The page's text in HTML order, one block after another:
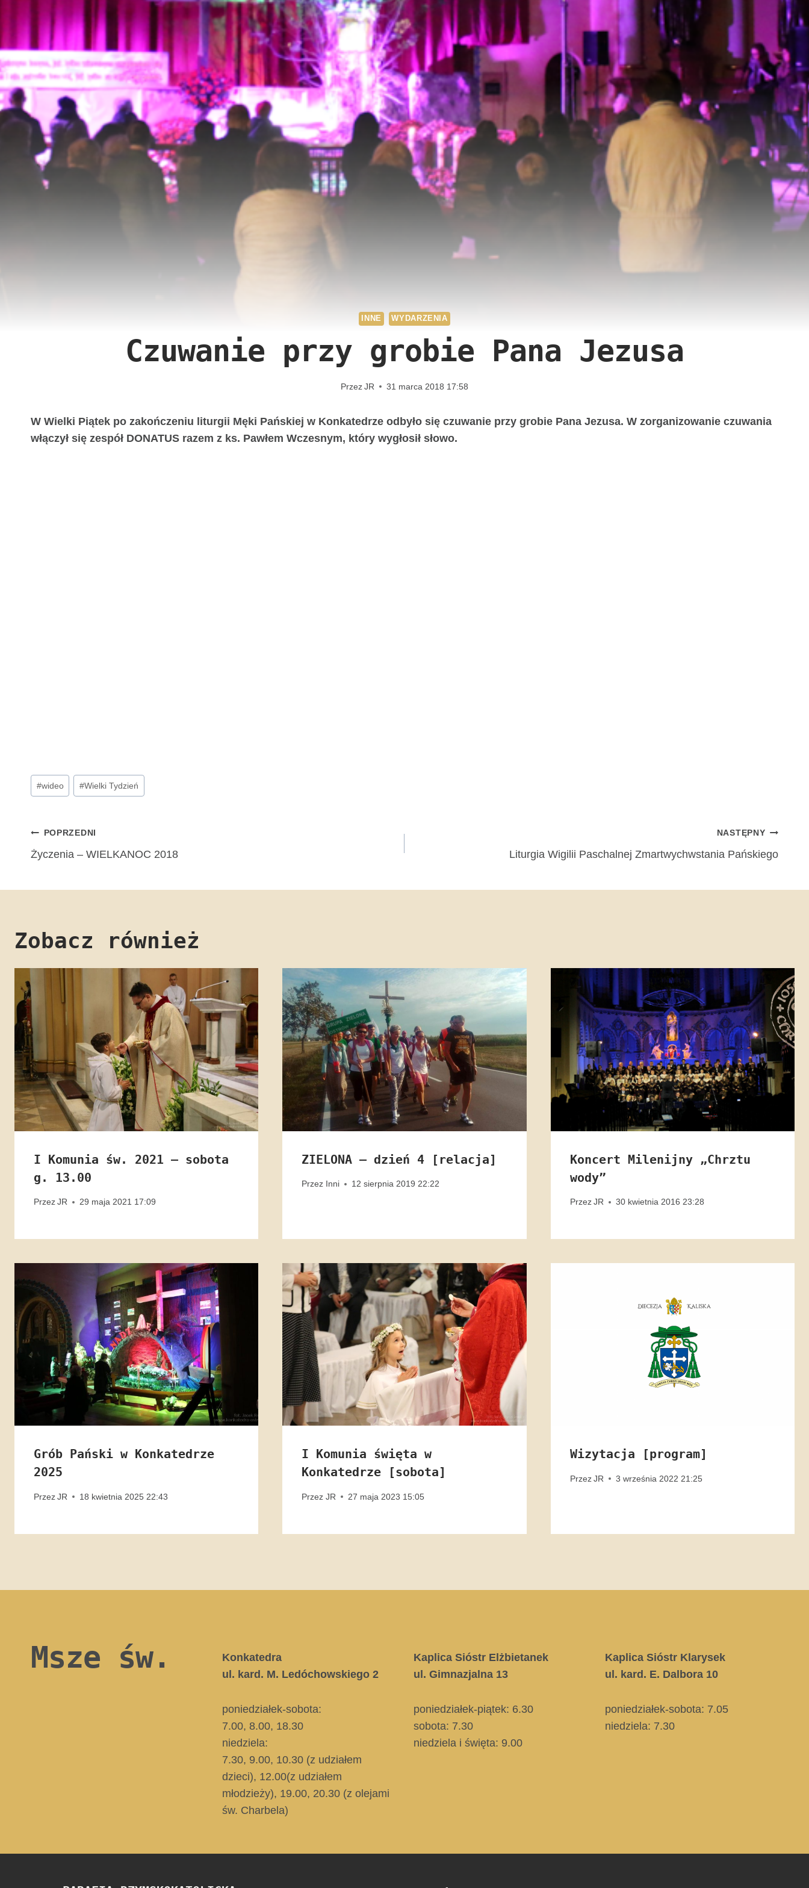
INNE WYDARZENIA
Czuwanie przy grobie Pana Jezusa
PrzezJR 31 marca 2018 17:58
W Wielki Piątek po zakończeniu liturgii Męki Pańskiej w Konkatedrze odbyło się czuwanie przy grobie Pana Jezusa. W zorganizowanie czuwania
włączył się zespół DONATUS razem z ks. Pawłem Wczesnym, który wygłosił słowo.
Tagi
wpisu:
#wideo #Wielki Tydzień
Nawigacja
wpisu
POPRZEDNI
Życzenia – WIELKANOC 2018
NASTĘPNY
Liturgia Wigilii Paschalnej Zmartwychwstania Pańskiego
Zobacz również
I Komunia św. 2021 – sobota
g. 13.00
PrzezJR 29 maja 2021 17:09
ZIELONA – dzień 4 [relacja]
Przez Inni 12 sierpnia 2019 22:22
Koncert Milenijny „Chrztu
wody”
Przez JR 30 kwietnia 2016 23:28
Grób Pański w Konkatedrze
2025
PrzezJR 18 kwietnia 2025 22:43
I Komunia święta w
Konkatedrze [sobota]
Przez JR 27 maja 2023 15:05
Wizytacja [program]
Przez JR 3 września 2022 21:25
Msze św.
Konkatedra
ul. kard. M. Ledóchowskiego 2
poniedziałek-sobota:
7.00, 8.00, 18.30
niedziela:
7.30, 9.00, 10.30 (z udziałem
dzieci), 12.00(z udziałem
młodzieży), 19.00, 20.30 (z olejami
św. Charbela)
Kaplica Sióstr Elżbietanek
ul. Gimnazjalna 13
poniedziałek-piątek: 6.30
sobota: 7.30
niedziela i święta: 9.00
Kaplica Sióstr Klarysek
ul. kard. E. Dalbora 10
poniedziałek-sobota: 7.05
niedziela: 7.30